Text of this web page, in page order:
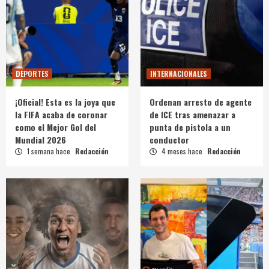
DEPORTES
¡Oficial! Esta es la joya que
la FIFA acaba de coronar
como el Mejor Gol del
Mundial 2026
1 semana hace Redacción
INTERNACIONALES
Ordenan arresto de agente
de ICE tras amenazar a
punta de pistola a un
conductor
4 meses hace Redacción